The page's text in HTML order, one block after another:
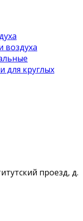
воздуха
для круглых
проезд, д.